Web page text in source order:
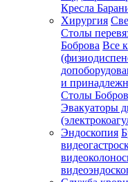
Кресла
Хирургия
Столы
Боброва Все
и
Столы
Эвакуаторы
Эндоскопия